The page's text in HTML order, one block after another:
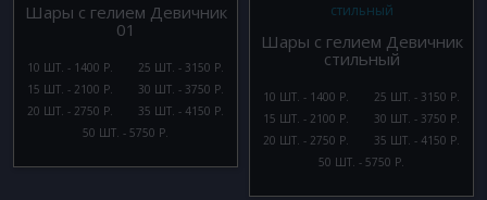
Шары с гелием Девичник
01
10 ШТ. - 1400 Р.
15 ШТ. - 2100 Р.
20 ШТ. - 2750 Р.
25 ШТ. - 3150 Р.
30 ШТ. - 3750 Р.
35 ШТ. - 4150 Р.
50 ШТ. - 5750 Р.
Шары с гелием Девичник
стильный
10 ШТ. - 1400 Р.
15 ШТ. - 2100 Р.
20 ШТ. - 2750 Р.
25 ШТ. - 3150 Р.
30 ШТ. - 3750 Р.
35 ШТ. - 4150 Р.
50 ШТ. - 5750 Р.